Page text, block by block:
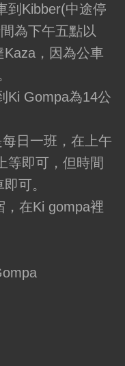
到Kibber(中途停
為下午五點以
，因為公車
Ki Gompa為14公
日一班，在上午
等即可，但時間
可。
，在Ki gompa裡